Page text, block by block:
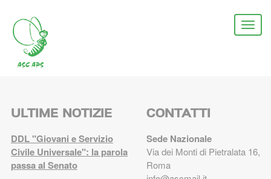
contenuto
principale
ULTIME NOTIZIE
DDL "Giovani e Servizio
Civile Universale": la parola
passa al Senato
CONTATTI
Sede Nazionale
Via dei Monti di Pietralata 16,
Roma